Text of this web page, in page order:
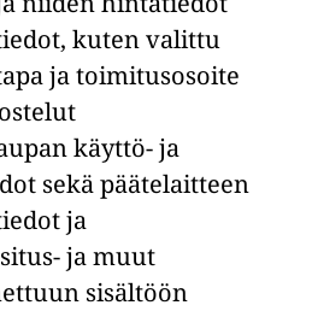
kuten valittu
ja toimitusosoite
käyttö- ja
sekä päätelaitteen
ja
ja muut
sisältöön